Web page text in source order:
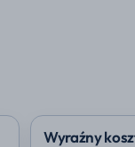
Wyraźny